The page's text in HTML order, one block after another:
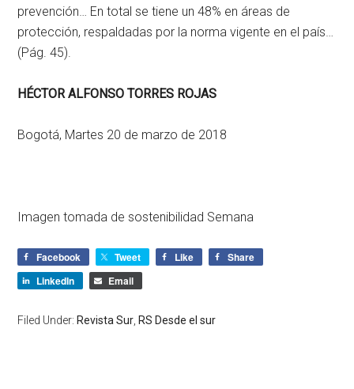
prevención… En total se tiene un 48% en áreas de
protección, respaldadas por la norma vigente en el país…
(Pág. 45).
HÉCTOR ALFONSO TORRES ROJAS
Bogotá, Martes 20 de marzo de 2018
Imagen tomada de sostenibilidad Semana
Facebook Tweet Like
Share
LinkedIn
Email
Filed Under: Revista Sur RS Desde el sur